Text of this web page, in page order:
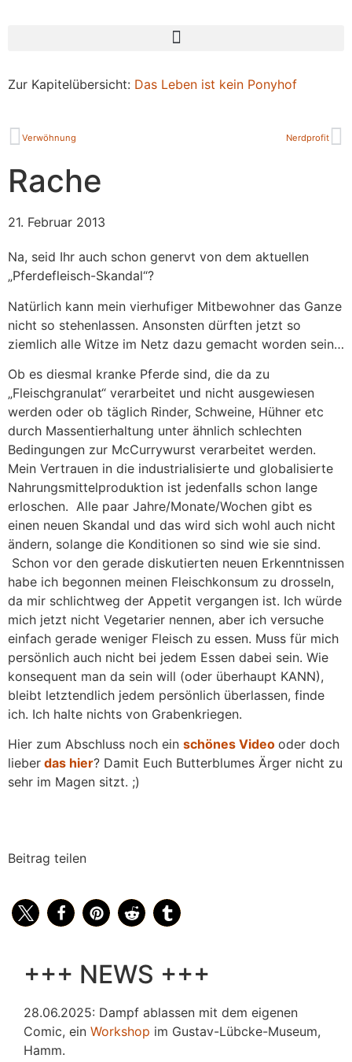
Zur Kapitelübersicht: Das Leben ist kein Ponyhof
Verwöhnung Nerdprofit
Rache
21. Februar 2013
Na, seid Ihr auch schon genervt von dem aktuellen
„Pferdefleisch-Skandal“?
Natürlich kann mein vierhufiger Mitbewohner das Ganze
nicht so stehenlassen. Ansonsten dürften jetzt so
ziemlich alle Witze im Netz dazu gemacht worden sein…
Ob es diesmal kranke Pferde sind, die da zu
„Fleischgranulat“ verarbeitet und nicht ausgewiesen
werden oder ob täglich Rinder, Schweine, Hühner etc
durch Massentierhaltung unter ähnlich schlechten
Bedingungen zur McCurrywurst verarbeitet werden.
Mein Vertrauen in die industrialisierte und globalisierte
Nahrungsmittelproduktion ist jedenfalls schon lange
erloschen. Alle paar Jahre/Monate/Wochen gibt es
einen neuen Skandal und das wird sich wohl auch nicht
ändern, solange die Konditionen so sind wie sie sind.
Schon vor den gerade diskutierten neuen Erkenntnissen
habe ich begonnen meinen Fleischkonsum zu drosseln,
da mir schlichtweg der Appetit vergangen ist. Ich würde
mich jetzt nicht Vegetarier nennen, aber ich versuche
einfach gerade weniger Fleisch zu essen. Muss für mich
persönlich auch nicht bei jedem Essen dabei sein. Wie
konsequent man da sein will (oder überhaupt KANN),
bleibt letztendlich jedem persönlich überlassen, finde
ich. Ich halte nichts von Grabenkriegen.
Hier zum Abschluss noch ein schönes Video oder doch
lieber das hier? Damit Euch Butterblumes Ärger nicht zu
sehr im Magen sitzt. ;)
Beitrag teilen
+++ NEWS +++
28.06.2025: Dampf ablassen mit dem eigenen
Comic, ein Workshop im Gustav-Lübcke-Museum,
Hamm.